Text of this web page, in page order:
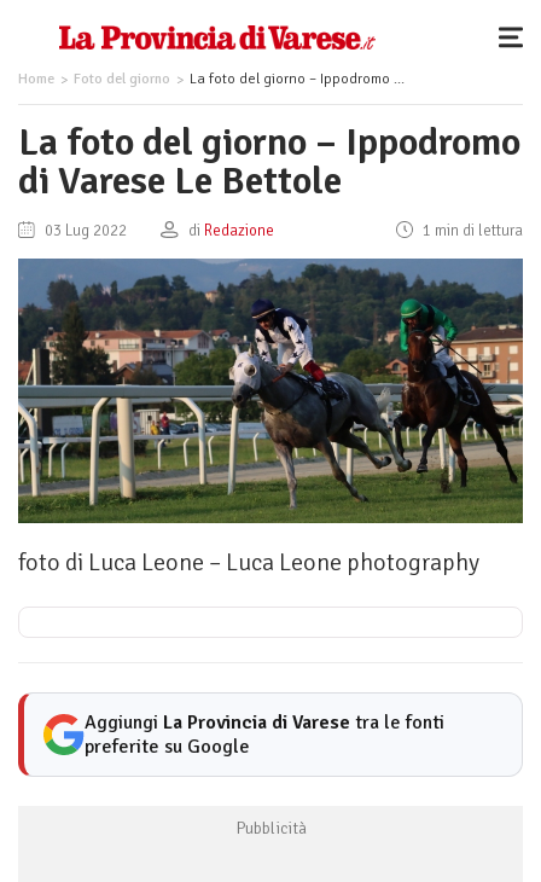
Home Foto del giorno La foto del giorno – Ippodromo di Varese Le Bettole
La foto del giorno – Ippodromo
di Varese Le Bettole
03 Lug 2022 di Redazione 1 min di lettura
foto di Luca Leone – Luca Leone photography
Aggiungi La Provincia di Varese tra le fonti
preferite su Google